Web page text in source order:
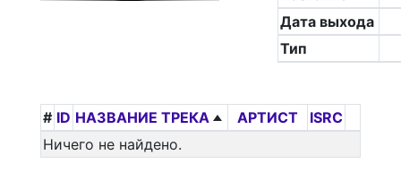
Дата выхода
Тип
# ID НАЗВАНИЕ ТРЕКА АРТИСТ
ISRC
Ничего не найдено.